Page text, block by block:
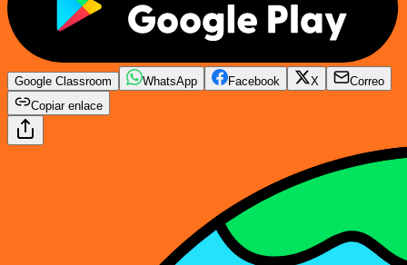
Google Classroom WhatsApp Facebook X
Correo
Copiar enlace